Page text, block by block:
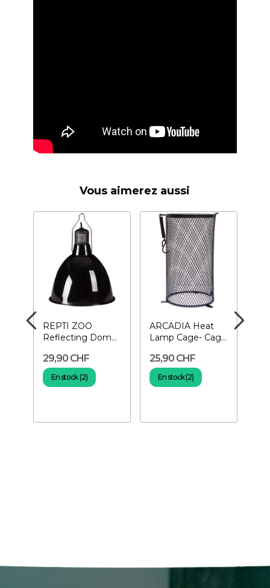
Vous aimerez aussi
REPTI ZOO
Reflecting Dome
Ø21,5 cm-
Support...
29,90 CHF
En stock (2)
ARCADIA Heat
Lamp Cage- Cage
25,90 CHF
En stock (2)